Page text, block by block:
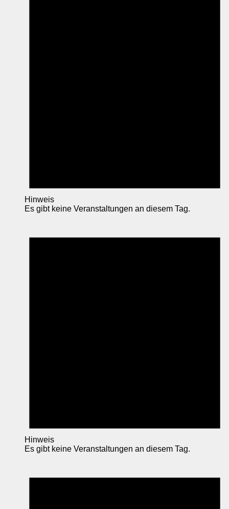
Hinweis
Es gibt keine Veranstaltungen an diesem Tag.
Hinweis
Es gibt keine Veranstaltungen an diesem Tag.